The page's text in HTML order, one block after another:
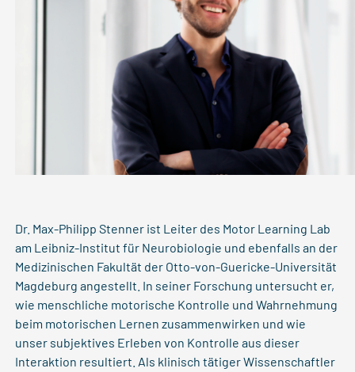
Dr. Max-Philipp Stenner ist Leiter des Motor Learning Lab
am Leibniz-Institut für Neurobiologie und ebenfalls an der
Medizinischen Fakultät der Otto-von-Guericke-Universität
Magdeburg angestellt. In seiner Forschung untersucht er,
wie menschliche motorische Kontrolle und Wahrnehmung
beim motorischen Lernen zusammenwirken und wie
unser subjektives Erleben von Kontrolle aus dieser
Interaktion resultiert. Als klinisch tätiger Wissenschaftler